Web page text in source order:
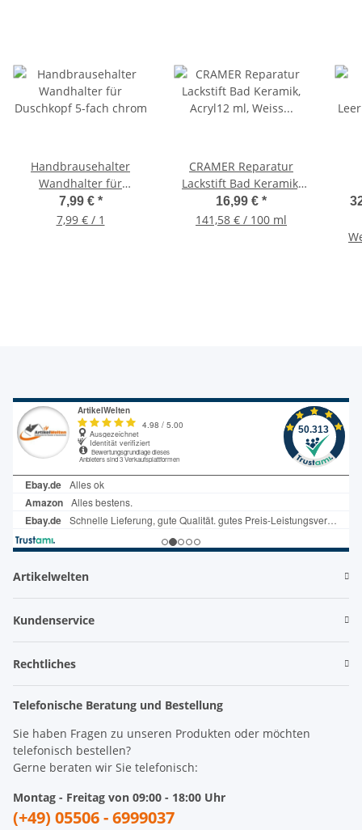
Handbrausehalter
Wandhalter für
Duschkopf 5-fach chrom
7,99 € *
7,99 € / 1
CRAMER Reparatur
Lackstift Bad Keramik,
Acryl12 ml, Weiss Alpin
080, CRA15080
16,99 € *
141,58 € / 100 ml
Artikelwelten
Kundenservice
Rechtliches
Telefonische Beratung und Bestellung
Sie haben Fragen zu unseren Produkten oder möchten
telefonisch bestellen?
Gerne beraten wir Sie telefonisch:
Montag - Freitag von 09:00 - 18:00 Uhr
(+49) 05506 - 6999037